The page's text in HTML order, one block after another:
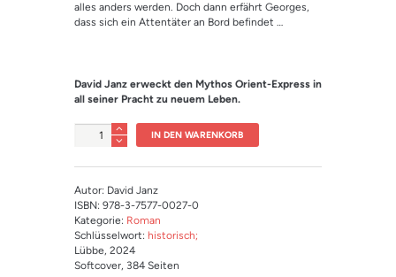
alles anders werden. Doch dann erfährt Georges,
dass sich ein Attentäter an Bord befindet …
David Janz erweckt den Mythos Orient-Express in
all seiner Pracht zu neuem Leben.
Anzahl IN DEN WARENKORB
Autor: David Janz
ISBN: 978-3-7577-0027-0
Kategorie: Roman
Schlüsselwort: historisch;
Lübbe, 2024
Softcover, 384 Seiten